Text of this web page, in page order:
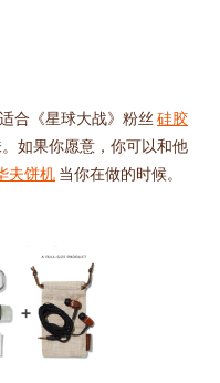
合《星球大战》粉丝 硅胶
如果你愿意，你可以和他
夫饼机 当你在做的时候。